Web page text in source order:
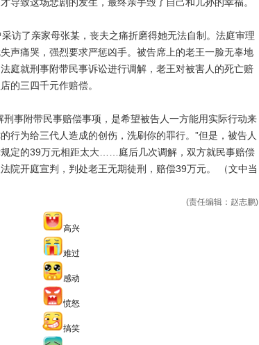
了亲家母张某，丧夫之痛折磨得她无法自制。法庭审理
声痛哭，强烈要求严惩凶手。被告席上的老王一脸无辜地
庭就刑事附带民事诉讼进行调解，老王对被害人的死亡赔
的三四千元作赔偿。
事附带民事赔偿事项，是希望被告人一方能用实际行动来
行为给三代人造成的创伤，洗刷你的罪行。”但是，被告人
定的39万元相距太大……庭后几次调解，双方就民事赔偿
院开庭宣判，判处老王无期徒刑，赔偿39万元。 （文中当
(责任编辑：赵志鹏)
高兴
难过
感动
愤怒
搞笑